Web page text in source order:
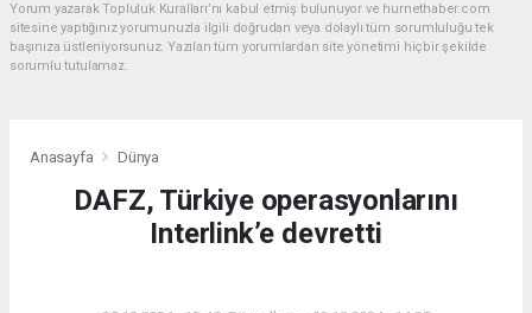
Yorum yazarak Topluluk Kuralları’nı kabul etmiş bulunuyor ve hurnethaber.com
sitesine yaptığınız yorumunuzla ilgili doğrudan veya dolaylı tüm sorumluluğu tek
başınıza üstleniyorsunuz. Yazılan tüm yorumlardan site yönetimi hiçbir şekilde
sorumlu tutulamaz.
Anasayfa Dünya
DAFZ, Türkiye operasyonlarını
Interlink’e devretti